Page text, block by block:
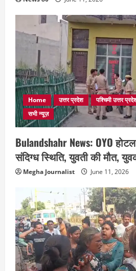
Home उत्तर प्रदेश पश्चिमी उत्तर
सभी न्यूज़
Bulandshahr News: OYO
संदिग्ध स्थिति, युवती की मौत,
Megha Journalist June 11, 2026